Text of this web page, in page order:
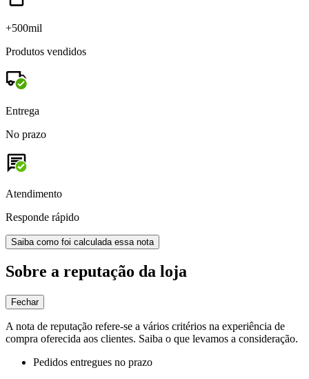
+500mil
Produtos vendidos
Entrega
No prazo
Atendimento
Responde rápido
Saiba como foi calculada essa nota
Sobre a reputação da loja
Fechar
A nota de reputação refere-se a vários critérios na experiência de
compra oferecida aos clientes. Saiba o que levamos a consideração.
Pedidos entregues no prazo